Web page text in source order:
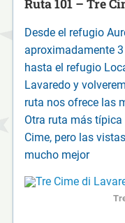
Ruta 101 – Tre
Desde el refugio
aproximadamente
hasta el refugio
Lavaredo y
ruta nos ofrece las
Otra ruta más típica
Cime, pero las
mucho mejor